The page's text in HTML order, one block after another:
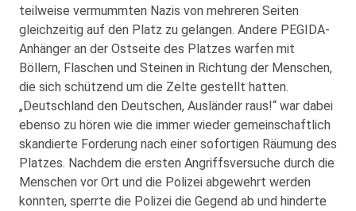
teilweise vermummten Nazis von mehreren Seiten
gleichzeitig auf den Platz zu gelangen. Andere PEGIDA-
Anhänger an der Ostseite des Platzes warfen mit
Böllern, Flaschen und Steinen in Richtung der Menschen,
die sich schützend um die Zelte gestellt hatten.
„Deutschland den Deutschen, Ausländer raus!“ war dabei
ebenso zu hören wie die immer wieder gemeinschaftlich
skandierte Forderung nach einer sofortigen Räumung des
Platzes. Nachdem die ersten Angriffsversuche durch die
Menschen vor Ort und die Polizei abgewehrt werden
konnten, sperrte die Polizei die Gegend ab und hinderte